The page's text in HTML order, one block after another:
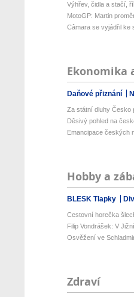
Výhřev, čidla a stačí,
MotoGP: Martin
Câmara se vyjádřil ke
Ekonomika
Daňové přiznání
Za státní dluhy Česko
Děsivý pohled na
Emancipace českých
Hobby a
BLESK Tlapky
Cestovní horečka
Filip Vondrášek: V
Osvěžení ve
Zdraví